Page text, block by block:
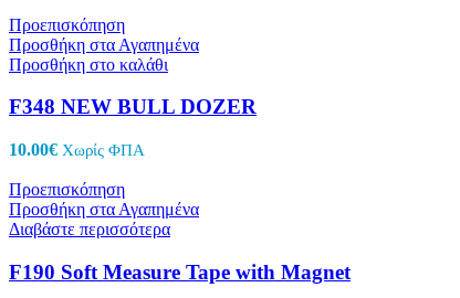
Προεπισκόπηση
Προσθήκη στα Αγαπημένα
Προσθήκη στο καλάθι
F348 NEW BULL DOZER
10.00€ Χωρίς ΦΠΑ
Προεπισκόπηση
Προσθήκη στα Αγαπημένα
Διαβάστε περισσότερα
F190 Soft Measure Tape with Magnet